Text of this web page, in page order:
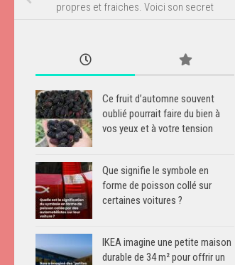
propres et fraiches. Voici son secret
Ce fruit d’automne souvent
oublié pourrait faire du bien à
vos yeux et à votre tension
Que signifie le symbole en
forme de poisson collé sur
certaines voitures ?
IKEA imagine une petite maison
durable de 34 m² pour offrir un